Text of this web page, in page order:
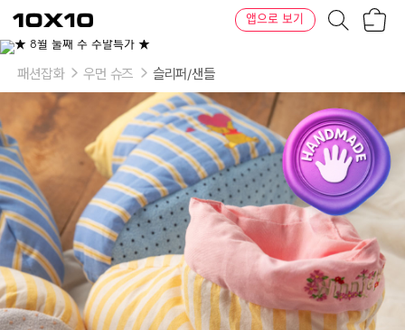
텐
바
텐
앱으로 보기
이
상
사
이
즈:
쁘
띠
(200-
235mm),
레
귤
러
(240-
270mm)
상:
블
루,
레
몬
패션잡화 우먼 슈즈 슬리퍼/샌들